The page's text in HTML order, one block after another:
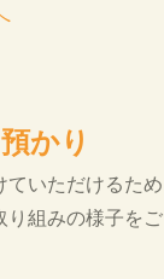
かり
ていただけるため
り組みの様子をご